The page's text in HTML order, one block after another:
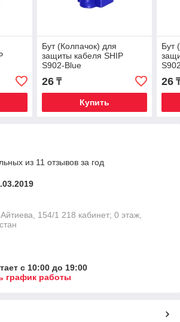
Бут (Колпачок) для
защиты кабеля SHIP
S902-Blue
26₸
Купить
Бут
26
из 11 отзывов за год
154/1​ 218 кабинет; 0 этаж,
с 10:00 до 19:00
график работы